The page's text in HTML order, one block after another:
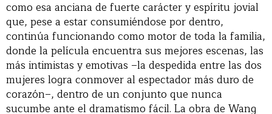
como esa anciana de fuerte carácter y espíritu jovial
que, pese a estar consumiéndose por dentro,
continúa funcionando como motor de toda la familia,
donde la película encuentra sus mejores escenas, las
más intimistas y emotivas –la despedida entre las dos
mujeres logra conmover al espectador más duro de
corazón–, dentro de un conjunto que nunca
sucumbe ante el dramatismo fácil. La obra de Wang